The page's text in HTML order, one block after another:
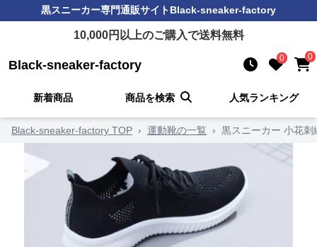
黒スニーカー専門通販サイトBlack-sneaker-factory
10,000円以上のご購入で送料無料
Black-sneaker-factory 0 0
新着商品 商品を検索 人気ランキング
Black-sneaker-factory TOP › 運動靴の一覧 › 黒スニーカー 小花